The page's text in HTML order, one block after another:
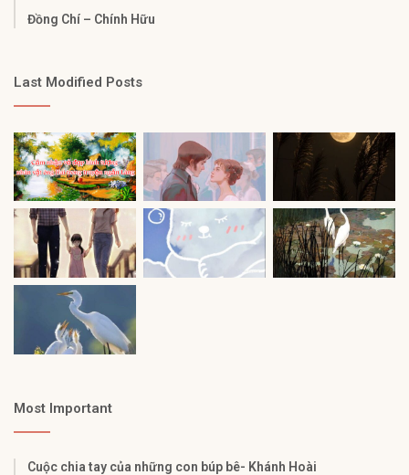
Đồng Chí – Chính Hữu
Last Modified Posts
Most Important
Cuộc chia tay của những con búp bê- Khánh Hoài